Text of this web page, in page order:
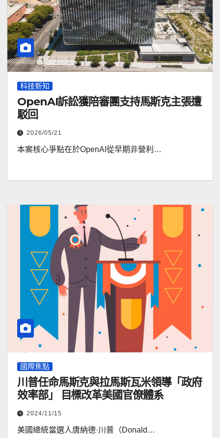
科技新知
OpenAI訴訟獲陪審團支持馬斯克主張遭
駁回
2026/05/21
本案核心爭點在於OpenAI從早期非營利…
國際焦點
川普任命馬斯克與拉馬斯瓦米領導「政府
效率部」 目標改革美國官僚體系
2024/11/15
美國總統當選人唐納德·川普（Donald…